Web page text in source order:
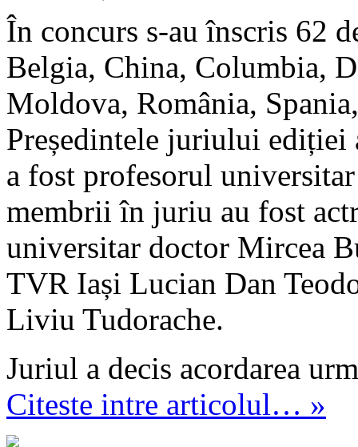
În concurs s-au înscris 62
Belgia, China, Columbia,
Moldova, România,
Președintele juriului ediției
a fost profesorul
membrii în juriu au fost
universitar doctor Mircea
TVR Iași Lucian Dan
Liviu Tudorache.
Juriul a decis acordarea
Citeste intre articolul… »